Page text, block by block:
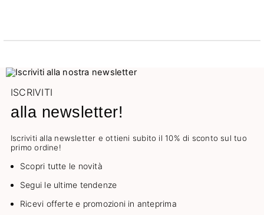
ISCRIVITI
alla newsletter!
Iscriviti alla newsletter e ottieni subito il 10% di sconto sul tuo
primo ordine!
Scopri tutte le novità
Segui le ultime tendenze
Ricevi offerte e promozioni in anteprima